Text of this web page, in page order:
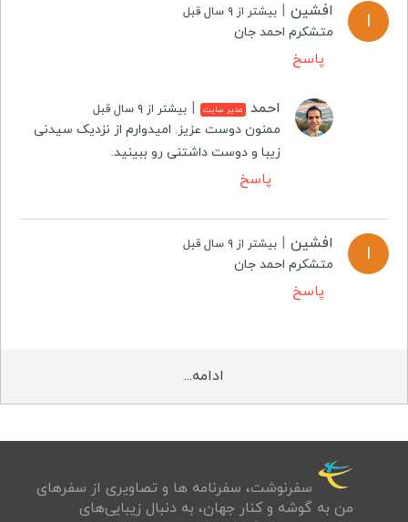
ا افشین بیشتر از ۹ سال قبل
متشکرم احمد جان
پاسخ
احمد مدیر سایت بیشتر از ۹ سال قبل
ممنون دوست عزیز. امیدوارم از نزدیک سیدنی
زیبا و دوست داشتنی رو ببینید.
پاسخ
ا افشین بیشتر از ۹ سال قبل
متشکرم احمد جان
پاسخ
ادامه...
سفرنوشت‌، سفرنامه ها و تصاويری از سفرهای
من به گوشه و كنار جهان، به دنبال زيبايی‌های